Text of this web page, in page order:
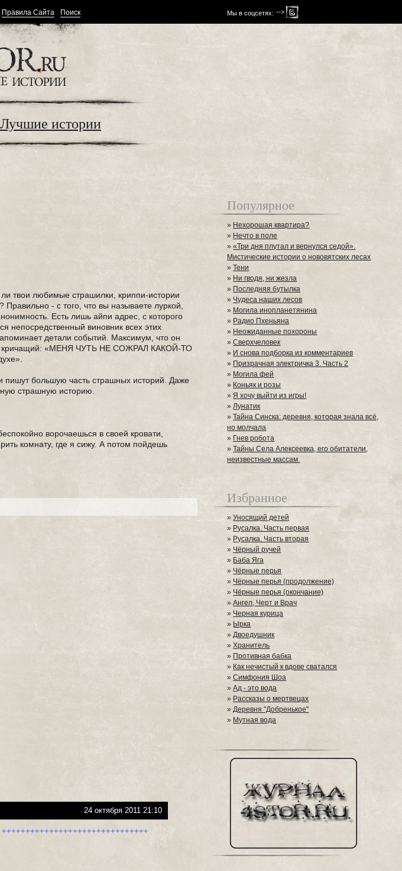
Мы в соцсетях: -->
Правила Сайта Поиск
Лучшие истории
твои любимые страшилки, криппи-истории
- с того, что вы называете луркой,
Есть лишь айпи адрес, с которого
непосредственный виновник всех этих
детали событий. Максимум, что он
кричащий: «МЕНЯ ЧУТЬ НЕ СОЖРАЛ КАКОЙ-ТО
пишут большую часть страшных историй. Даже
страшную историю.
ворочаешься в своей кровати,
комнату, где я сижу. А потом пойдешь
24 октября 2011 21:10
+++++++++++++++++++++++++++++++
Популярное
» Нехорошая квартира?
» Нечто в поле
»«Три дня плутал и вернулся седой».
Мистические истории о нововятских лесах
»Тени
» Ни гводя, ни жезла
» Последняя бутылка
» Чудеса наших лесов
» Могила инопланетянина
» Радио Пхеньяна
» Неожиданные похороны
»Сверхчеловек
» И снова подборка из комментариев
» Призрачная электричка 3. Часть 2
» Могила фей
» Коньяк и розы
»Я хочу выйти из игры!
»Лунатик
»Тайна Синска: деревня, которая знала всё,
но молчала
» Гнев робота
»Тайны Села Алексеевка, его обитатели,
неизвестные массам.
Избранное
»Уносящий детей
» Русалка. Часть первая
» Русалка. Часть вторая
» Чёрный ручей
» Баба Яга
»Чёрные перья
» Чёрные перья (продолжение)
» Чёрные перья (окончание)
»Ангел, Черт и Врач
» Черная курица
» Ырка
»Двоедушник
»Хранитель
» Противная бабка
» Как нечистый к вдове сватался
»Симфония Шоа
»Ад - это вода
» Рассказы о мертвецах
»Деревня "Добренькое"
» Мутная вода